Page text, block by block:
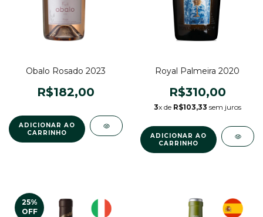
Obalo Rosado 2023
R$182,00
Royal Palmeira 2020
R$310,00
3x de R$103,33 sem juros
25%
OFF